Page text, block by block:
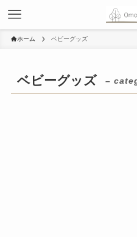
ホーム ベビーグッズ
ベビーグッズ –